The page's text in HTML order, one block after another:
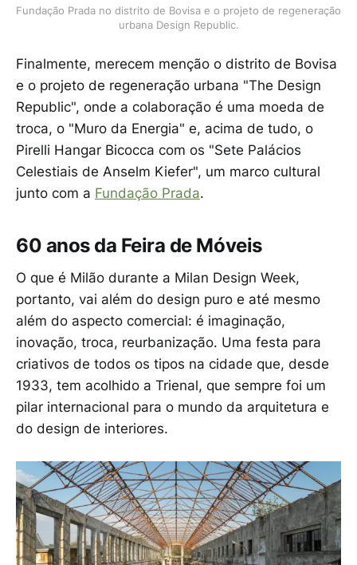
Fundação Prada no distrito de Bovisa e o projeto de regeneração
urbana Design Republic.
Finalmente, merecem menção o distrito de Bovisa
e o projeto de regeneração urbana "The Design
Republic", onde a colaboração é uma moeda de
troca, o "Muro da Energia" e, acima de tudo, o
Pirelli Hangar Bicocca com os "Sete Palácios
Celestiais de Anselm Kiefer", um marco cultural
junto com a Fundação Prada.
60 anos da Feira de Móveis
O que é Milão durante a Milan Design Week,
portanto, vai além do design puro e até mesmo
além do aspecto comercial: é imaginação,
inovação, troca, reurbanização. Uma festa para
criativos de todos os tipos na cidade que, desde
1933, tem acolhido a Trienal, que sempre foi um
pilar internacional para o mundo da arquitetura e
do design de interiores.